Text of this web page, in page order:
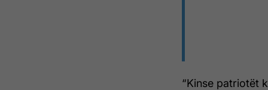
“Kinse patriotët